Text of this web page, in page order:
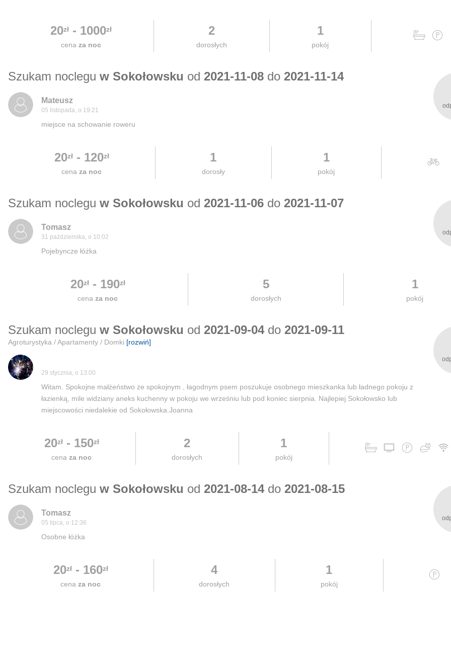
20zł- 1000zł
cena za noc
2
dorosłych
1
pokój
Szukam noclegu w Sokołowsku od 2021-11-08 do 2021-11-14
Mateusz
05 listopada, o 19:21
miejsce na schowanie roweru
20zł- 120zł
cenaza noc
1
dorosły
1
pokój
Szukam noclegu w Sokołowsku od 2021-11-06 do 2021-11-07
Tomasz
31 października, o 10:02
Pojebyncze łóżka
20zł- 190zł
cenaza noc
5
dorosłych
1
pokój
Szukam noclegu w Sokołowsku od 2021-09-04do 2021-09-11
Agroturystyka / Apartamenty / Domki [rozwiń]
29 stycznia, o 13:00
Witam. Spokojne małżeństwo ze spokojnym , łagodnym psem poszukuje osobnego mieszkanka lub ładnego pokoju z
łazienką, mile widziany aneks kuchenny w pokoju we wrześniu lub pod koniec sierpnia. Najlepiej Sokołowsko lub
miejscowości niedalekie od Sokołowska.Joanna
20zł- 150zł
cenaza noc
2
dorosłych
1
pokój
Szukam noclegu w Sokołowsku od 2021-08-14do 2021-08-15
Tomasz
05 lipca, o 12:36
Osobne łóżka
20zł- 160zł
cenaza noc
4
dorosłych
1
pokój